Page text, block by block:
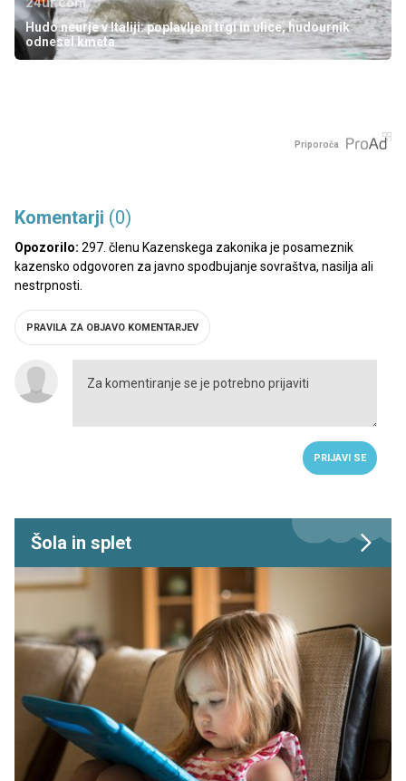
Hudo neurje v Italiji: poplavljeni trgi in ulice, hudournik
odnesel kmeta
Priporoča
Komentarji (0)
Opozorilo: 297. členu Kazenskega zakonika je posameznik
kazensko odgovoren za javno spodbujanje sovraštva, nasilja ali
nestrpnosti.
PRAVILA ZA OBJAVO KOMENTARJEV
PRIJAVI SE
Šola in splet